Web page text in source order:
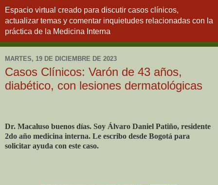
Espacio virtual creado para discutir casos clínicos,
actualizar temas y comentar inquietudes relacionadas con la
práctica de la Medicina Interna
MARTES, 19 DE DICIEMBRE DE 2023
Casos Clínicos: Varón de 43 años,
diabético, con lesiones dermatológicas
Dr. Macaluso buenos días. Soy Álvaro Daniel Patiño, residente
2do año medicina interna. Le escribo desde Bogotá para
solicitar ayuda con este caso.